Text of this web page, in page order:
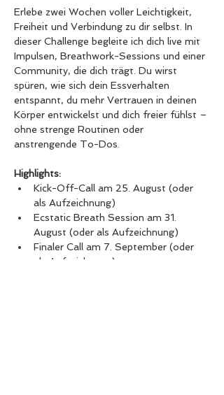
Erlebe zwei Wochen voller Leichtigkeit,
Freiheit und Verbindung zu dir selbst. In
dieser Challenge begleite ich dich live mit
Impulsen, Breathwork-Sessions und einer
Community, die dich trägt. Du wirst
spüren, wie sich dein Essverhalten
entspannt, du mehr Vertrauen in deinen
Körper entwickelst und dich freier fühlst –
ohne strenge Routinen oder
anstrengende To-Dos.
Highlights:
Kick-Off-Call am 25. August (oder
als Aufzeichnung)
Ecstatic Breath Session am 31.
August (oder als Aufzeichnung)
Finaler Call am 7. September (oder
als Aufzeichnung)